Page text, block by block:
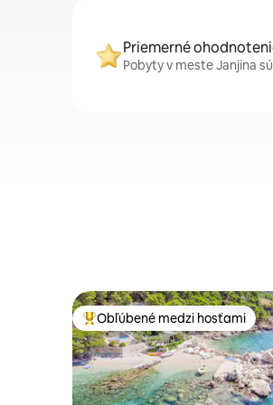
Priemerné
Pobyty v meste Janjina
Najobľúbenejšie medzi hosťami
Obľúbené medzi hosťami